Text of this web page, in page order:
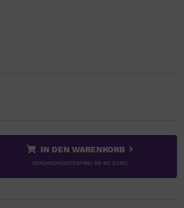
IN DEN WARENKORB
VERSANDKOSTENFREI AB 60 EURO